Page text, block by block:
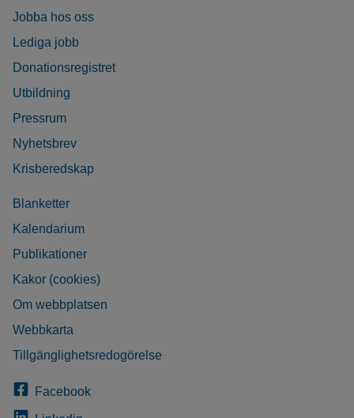
Jobba hos oss
Lediga jobb
Donationsregistret
Utbildning
Pressrum
Nyhetsbrev
Krisberedskap
Blanketter
Kalendarium
Publikationer
Kakor (cookies)
Om webbplatsen
Webbkarta
Tillgänglighetsredogörelse
Facebook